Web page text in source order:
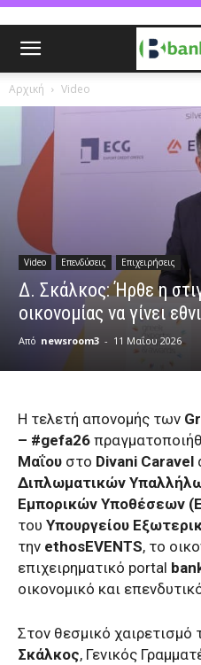
Αρχική Video
Video Επενδύσεις Επιχειρήσεις
Δ. Σκάλκος: Ήρθε η
οικονομίας να γίνει
Από newsroom3 - 11 Μαΐου 2026
H τελετή απονομής των
– #gefa26
Μαΐου στο Divani Caravel
Διπλωματικών
Εμπορικών Υποθέσεων
του Υπουργείου
την ethosEVENTS, το
επιχειρηματικό portal
οικονομικό και
Στον θεσμικό χαιρετισμό
Σκάλκος, Γενικός